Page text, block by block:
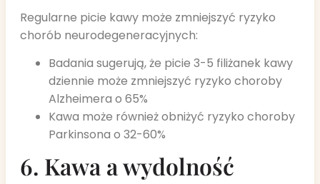
Regularne picie kawy może zmniejszyć ryzyko
chorób neurodegeneracyjnych:
Badania sugerują, że picie 3-5 filiżanek kawy
dziennie może zmniejszyć ryzyko choroby
Alzheimera o 65%
Kawa może również obniżyć ryzyko choroby
Parkinsona o 32-60%
6. Kawa a wydolność